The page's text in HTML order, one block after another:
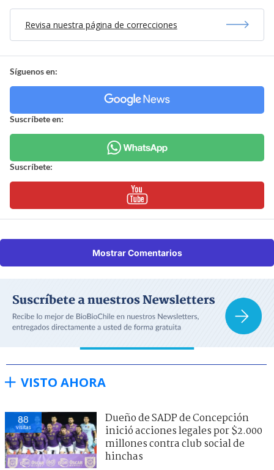
Revisa nuestra página de correcciones
Síguenos en:
Suscríbete en:
Suscríbete:
Mostrar Comentarios
VISTO AHORA
88
visitas
Dueño de SADP de Concepción
inició acciones legales por $2.000
millones contra club social de
hinchas